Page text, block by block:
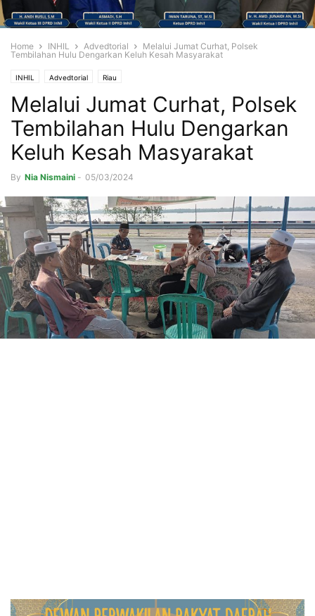
Home INHIL Advedtorial
Melalui Jumat Curhat, Polsek
Tembilahan Hulu Dengarkan Keluh Kesah Masyarakat
INHIL Advedtorial Riau
Melalui Jumat Curhat, Polsek
Tembilahan Hulu Dengarkan
Keluh Kesah Masyarakat
By Nia Nismaini - 05/03/2024